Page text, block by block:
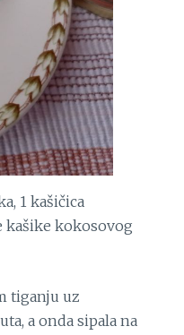
1 kašičica
kašike kokosovog
tiganju uz
a onda sipala na